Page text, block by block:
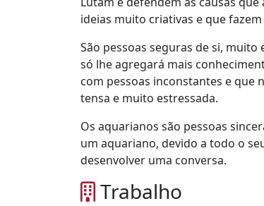
ideias muito criativas e que
São pessoas seguras de si,
só lhe agregará mais
com pessoas inconstantes e que
tensa e muito estressada.
Os aquarianos são pessoas
um aquariano, devido a todo o
desenvolver uma conversa.
Trabalho